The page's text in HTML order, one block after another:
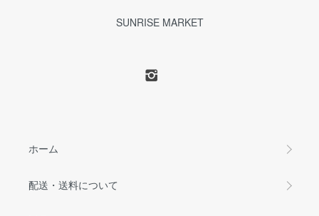
SUNRISE MARKET
ホーム
配送・送料について